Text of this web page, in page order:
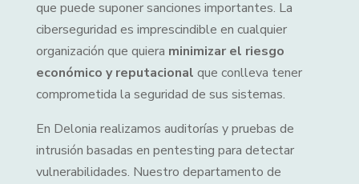
que puede suponer sanciones importantes. La
ciberseguridad es imprescindible en cualquier
organización que quiera minimizar el riesgo
económico y reputacional que conlleva tener
comprometida la seguridad de sus sistemas.
En Delonia realizamos auditorías y pruebas de
intrusión basadas en pentesting para detectar
vulnerabilidades. Nuestro departamento de